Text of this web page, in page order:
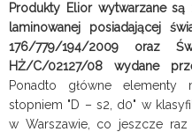
Produkty Elior wytwarzane
laminowanej posiadającej
176/779/194/2009 oraz
HŻ/C/02127/08 wydane
Ponadto główne elementy
stopniem "D – s2, d0" w
w Warszawie, co jeszcze